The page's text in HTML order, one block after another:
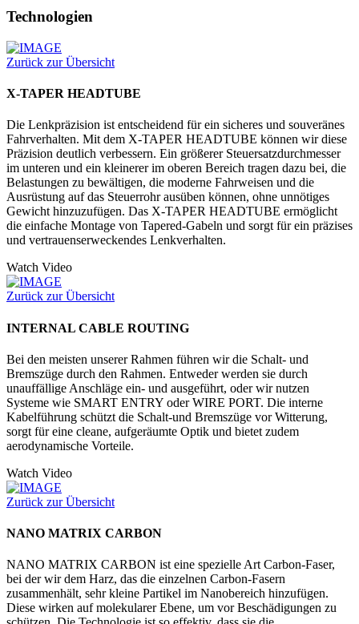
Technologien
Zurück zur Übersicht
X-TAPER HEADTUBE
Die Lenkpräzision ist entscheidend für ein sicheres und souveränes
Fahrverhalten. Mit dem X-TAPER HEADTUBE können wir diese
Präzision deutlich verbessern. Ein größerer Steuersatzdurchmesser
im unteren und ein kleinerer im oberen Bereich tragen dazu bei, die
Belastungen zu bewältigen, die moderne Fahrweisen und die
Ausrüstung auf das Steuerrohr ausüben können, ohne unnötiges
Gewicht hinzuzufügen. Das X-TAPER HEADTUBE ermöglicht
die einfache Montage von Tapered-Gabeln und sorgt für ein präzises
und vertrauenserweckendes Lenkverhalten.
Watch Video
Zurück zur Übersicht
INTERNAL CABLE ROUTING
Bei den meisten unserer Rahmen führen wir die Schalt- und
Bremszüge durch den Rahmen. Entweder werden sie durch
unauffällige Anschläge ein- und ausgeführt, oder wir nutzen
Systeme wie SMART ENTRY oder WIRE PORT. Die interne
Kabelführung schützt die Schalt-und Bremszüge vor Witterung,
sorgt für eine cleane, aufgeräumte Optik und bietet zudem
aerodynamische Vorteile.
Watch Video
Zurück zur Übersicht
NANO MATRIX CARBON
NANO MATRIX CARBON ist eine spezielle Art Carbon-Faser,
bei der wir dem Harz, das die einzelnen Carbon-Fasern
zusammenhält, sehr kleine Partikel im Nanobereich hinzufügen.
Diese wirken auf molekularer Ebene, um vor Beschädigungen zu